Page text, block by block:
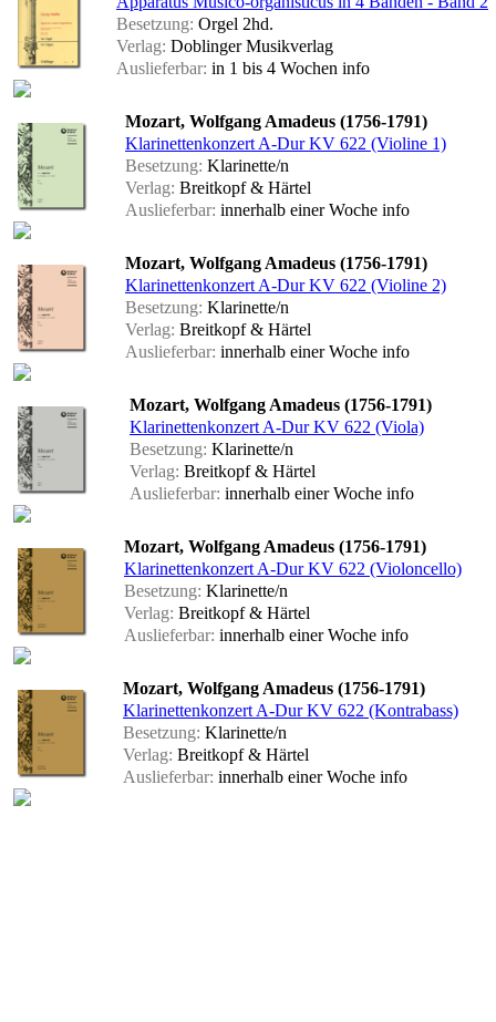
Besetzung: Orgel 2hd.
Verlag: Doblinger Musikverlag
Auslieferbar: in 1 bis 4 Wochen info
Mozart, Wolfgang Amadeus (1756-1791)
Klarinettenkonzert A-Dur KV 622 (Violine 1)
Besetzung: Klarinette/n
Verlag: Breitkopf & Härtel
Auslieferbar: innerhalb einer Woche info
Mozart, Wolfgang Amadeus (1756-1791)
Klarinettenkonzert A-Dur KV 622 (Violine 2)
Besetzung: Klarinette/n
Verlag: Breitkopf & Härtel
Auslieferbar: innerhalb einer Woche info
Mozart, Wolfgang Amadeus (1756-1791)
Klarinettenkonzert A-Dur KV 622 (Viola)
Besetzung: Klarinette/n
Verlag: Breitkopf & Härtel
Auslieferbar: innerhalb einer Woche info
Mozart, Wolfgang Amadeus (1756-1791)
Klarinettenkonzert A-Dur KV 622 (Violoncello)
Besetzung: Klarinette/n
Verlag: Breitkopf & Härtel
Auslieferbar: innerhalb einer Woche info
Mozart, Wolfgang Amadeus (1756-1791)
Klarinettenkonzert A-Dur KV 622 (Kontrabass)
Besetzung: Klarinette/n
Verlag: Breitkopf & Härtel
Auslieferbar: innerhalb einer Woche info